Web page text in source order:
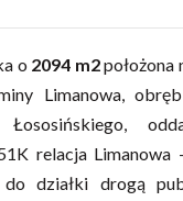
o 2094 m2położona
Limanowa, obręb
Łososińskiego,
relacja Limanowa
działki drogą